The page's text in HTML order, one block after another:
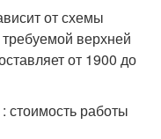
от схемы
верхней
от 1900 до
стоимость работы